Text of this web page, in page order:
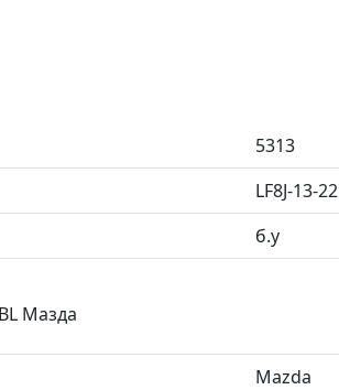
5313
LF8J-13-
б.у
Мазда
Mazda